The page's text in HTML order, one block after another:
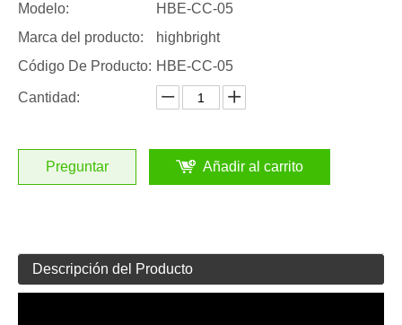
Modelo:
HBE-CC-05
Marca del producto:
highbright
Código De Producto: HBE-CC-05
Cantidad:
Preguntar Añadir al carrito
Descripción del Producto